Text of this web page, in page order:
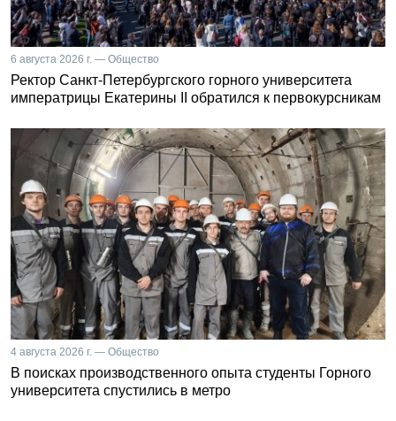
6 августа 2026 г. — Общество
Ректор Санкт-Петербургского горного университета
императрицы Екатерины II обратился к первокурсникам
4 августа 2026 г. — Общество
В поисках производственного опыта студенты Горного
университета спустились в метро